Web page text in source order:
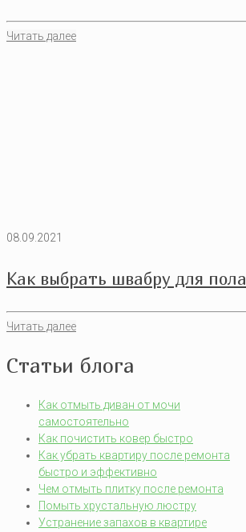
Читать далее
08.09.2021
Как выбрать швабру для пола
Читать далее
Статьи блога
Как отмыть диван от мочи
самостоятельно
Как почистить ковер быстро
Как убрать квартиру после ремонта
быстро и эффективно
Чем отмыть плитку после ремонта
Помыть хрустальную люстру
Устранение запахов в квартире